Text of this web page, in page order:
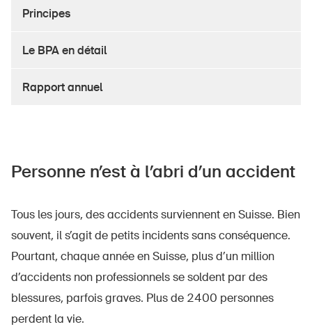
Commander et télécharger
Cours et événements
Aspects juridiques
Principes
Le BPA en détail
Rapport annuel
Personne n’est à l’abri d’un accident
Tous les jours, des accidents surviennent en Suisse. Bien
souvent, il s’agit de petits incidents sans conséquence.
Pourtant, chaque année en Suisse, plus d’un million
d’accidents non professionnels se soldent par des
blessures, parfois graves. Plus de 2400 personnes
perdent la vie.